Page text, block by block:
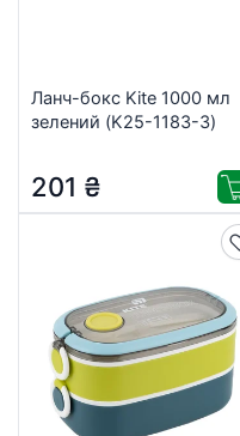
Ланч-бокс Kite 1000 мл
зелений (K25-1183-3)
201 ₴